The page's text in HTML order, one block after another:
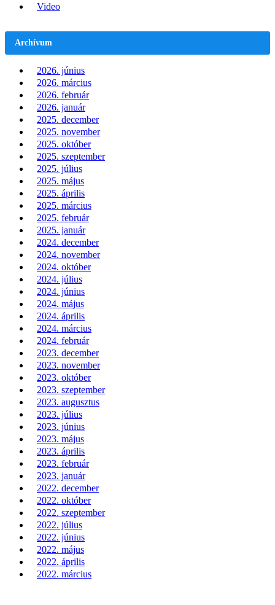
Video
Archívum
2026. június
2026. március
2026. február
2026. január
2025. december
2025. november
2025. október
2025. szeptember
2025. július
2025. május
2025. április
2025. március
2025. február
2025. január
2024. december
2024. november
2024. október
2024. július
2024. június
2024. május
2024. április
2024. március
2024. február
2023. december
2023. november
2023. október
2023. szeptember
2023. augusztus
2023. július
2023. június
2023. május
2023. április
2023. február
2023. január
2022. december
2022. október
2022. szeptember
2022. július
2022. június
2022. május
2022. április
2022. március